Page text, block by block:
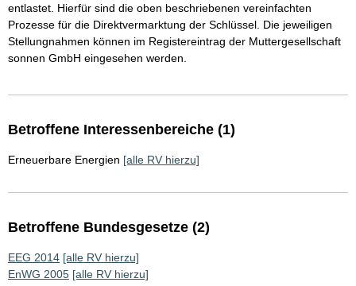
entlastet. Hierfür sind die oben beschriebenen vereinfachten
Prozesse für die Direktvermarktung der Schlüssel. Die jeweiligen
Stellungnahmen können im Registereintrag der Muttergesellschaft
sonnen GmbH eingesehen werden.
Betroffene Interessenbereiche (1)
Erneuerbare Energien [alle RV hierzu]
Betroffene Bundesgesetze (2)
EEG 2014 [alle RV hierzu]
EnWG 2005 [alle RV hierzu]